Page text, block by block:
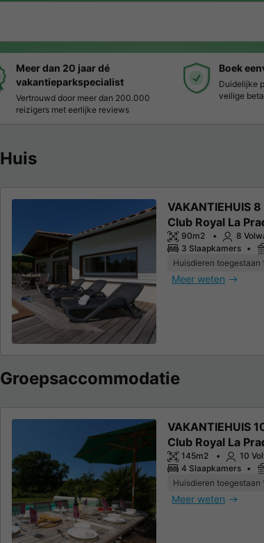
Meer dan 20 jaar dé
vakantieparkspecialist
Vertrouwd door meer dan 200.000
reizigers met eerlijke reviews
Boek
Duidelijke
veilige
Huis
VAKANTIEHUIS
Club Royal La
90m2
8
3 Slaapkamers
Huisdieren toegestaan
Meer weten
Groepsaccommodatie
VAKANTIEHUIS
Club Royal La
145m2
10
4 Slaapkamers
Huisdieren toegestaan
Meer weten